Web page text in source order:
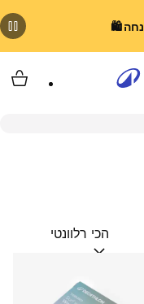
מיין לפי:(optional)